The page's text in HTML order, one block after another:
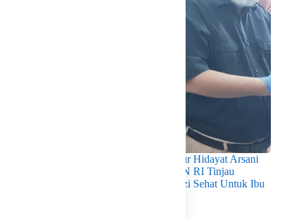
Pastikan Kualitas Gizi Terpenuhi, Gubernur Hidayat Arsani
Dampingi Mendukbangga/Kepala BKKBN RI Tinjau
Layanan Program MBG 3B Wujudkan Gizi Sehat Untuk Ibu